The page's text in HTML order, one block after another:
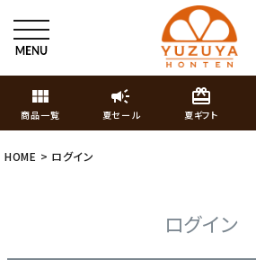
view_module
商品一覧
campaign
夏セール
card_giftcard
夏ギフト
HOME ログイン
ログイン